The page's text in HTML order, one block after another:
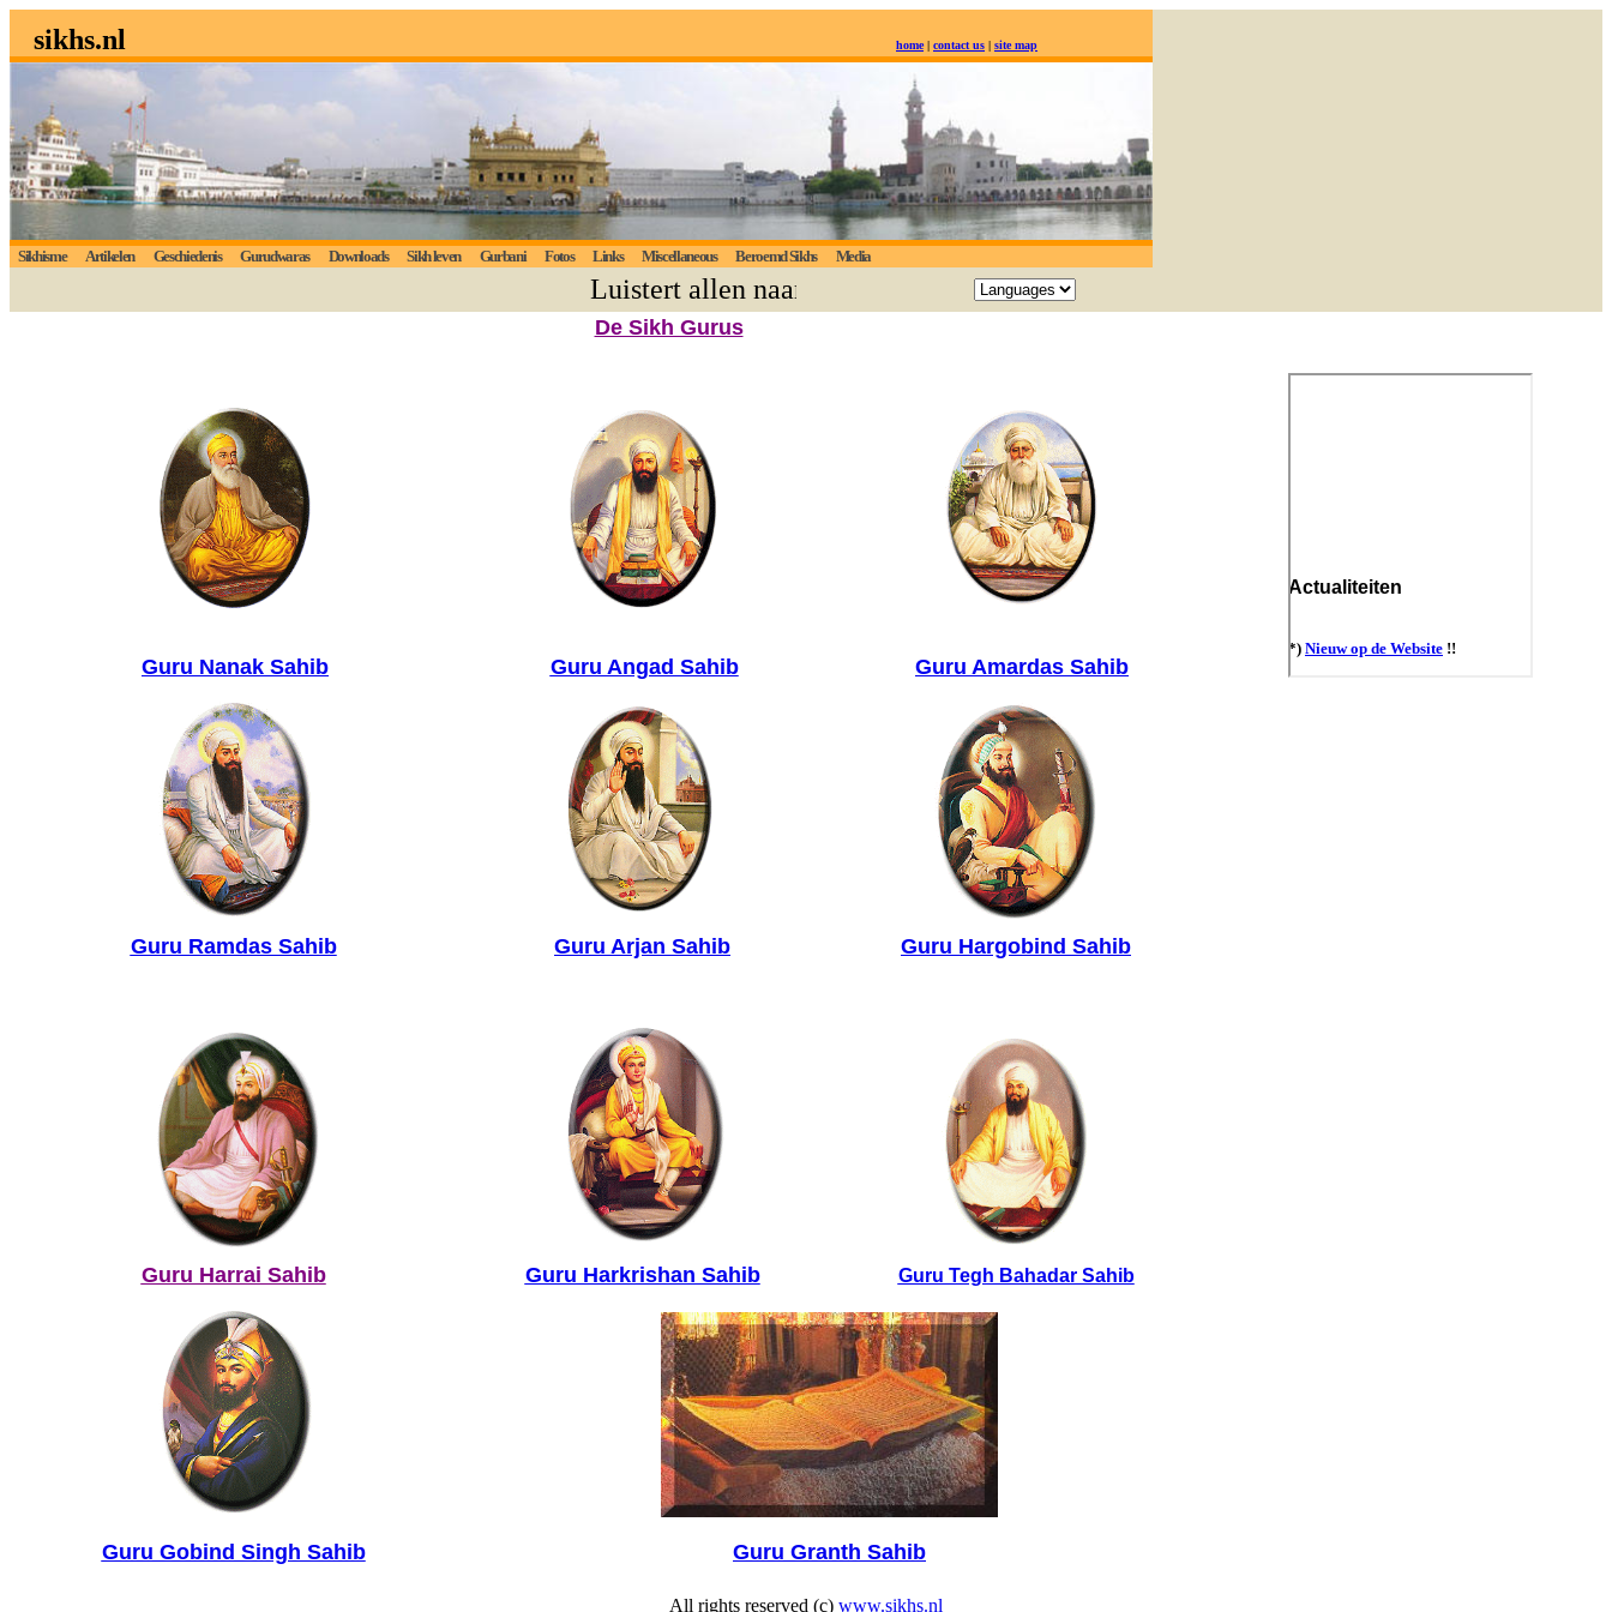
sikhs.nl home| contact us | site map
Sikhisme Artikelen Geschiedenis Gurudwaras Downloads Sikh leven Gurbani Fotos Links Miscellaneous Beroemd Sikhs Media
Luistert allen naar de eeuwige waarheid; degene die lief heeft zal God verkrijgen. -
De Sikh Gurus
Guru Nanak Sahib Guru Angad Sahib Guru Amardas Sahib
Guru Ramdas Sahib Guru Arjan Sahib Guru Hargobind Sahib
Guru Harrai Sahib Guru Harkrishan Sahib Guru Tegh Bahadar Sahib
Guru Gobind Singh Sahib Guru Granth Sahib
All rights reserved (c) www.sikhs.nl